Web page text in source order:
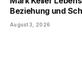
Beziehung und
August 3, 2026